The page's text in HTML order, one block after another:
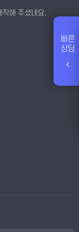
작해 주셨네요.
빠른
상담